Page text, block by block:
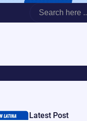
Latest Post